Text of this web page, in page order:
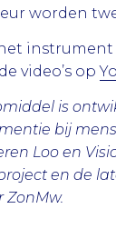
worden
video’s op
is
bij
Loo en
en de
ZonMw.